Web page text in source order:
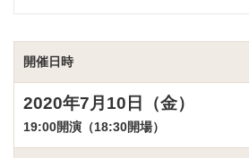
開催日時
2020年7月10日（金）
19:00開演（18:30開場）